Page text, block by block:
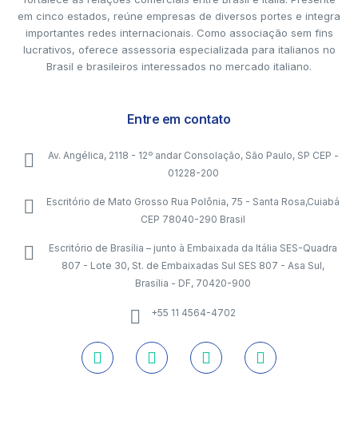
em cinco estados, reúne empresas de diversos portes e integra
importantes redes internacionais. Como associação sem fins
lucrativos, oferece assessoria especializada para italianos no
Brasil e brasileiros interessados no mercado italiano.
Entre em contato
Av. Angélica, 2118 - 12º andar Consolação, São Paulo, SP CEP -
01228-200
Escritório de Mato Grosso Rua Polônia, 75 - Santa Rosa,Cuiabá
CEP 78040-290 Brasil
Escritório de Brasília – junto à Embaixada da Itália SES-Quadra
807 - Lote 30, St. de Embaixadas Sul SES 807 - Asa Sul,
Brasília - DF, 70420-900
+55 11 4564-4702